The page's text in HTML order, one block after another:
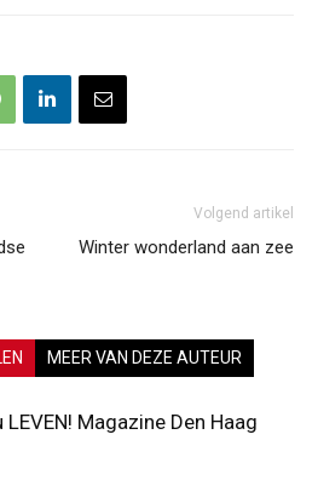
Volgend artikel
Winter wonderland aan zee
MEER VAN DEZE AUTEUR
LEVEN! Magazine Den Haag